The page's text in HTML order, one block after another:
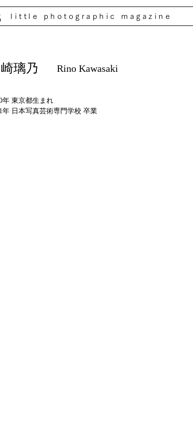
little photographic magazine
璃乃 Rino Kawasaki
年 東京都生まれ
年 日本写真芸術専門学校 卒業